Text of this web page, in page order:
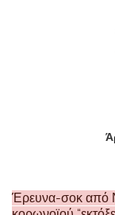
Έρευνα-σοκ από